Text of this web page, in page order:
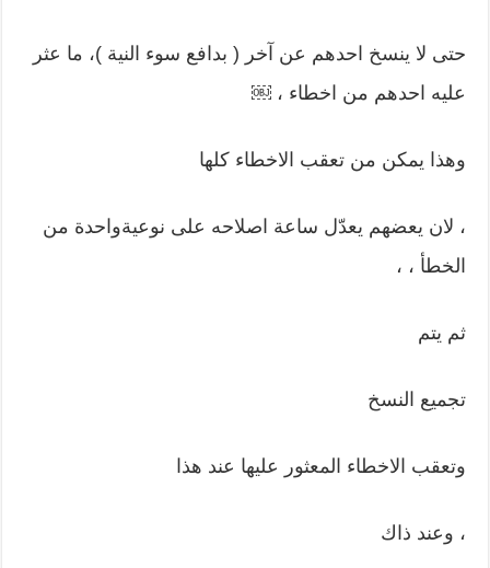
حتى لا ينسخ احدهم عن آخر ( بدافع سوء النية )، ما عثر
عليه احدهم من اخطاء ، ￼
وهذا يمكن من تعقب الاخطاء كلها
، لان يعضهم يعدّل ساعة اصلاحه على نوعيةواحدة من
الخطأ ، ،
ثم يتم
تجميع النسخ
وتعقب الاخطاء المعثور عليها عند هذا
، وعند ذاك